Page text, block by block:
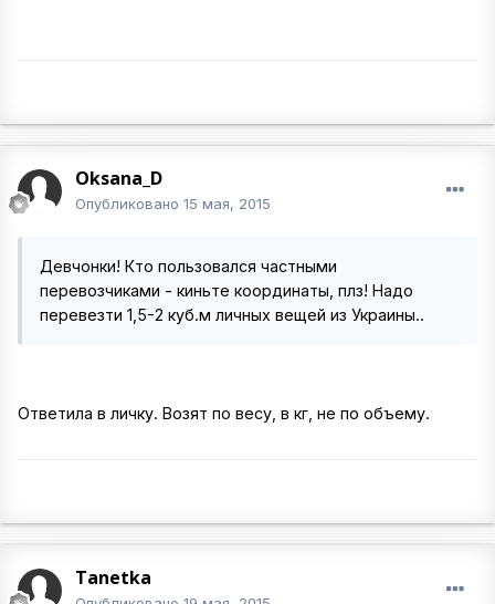
Oksana_D
Опубликовано 15 мая, 2015
Девчонки! Кто пользовался частными
перевозчиками - киньте координаты, плз! Надо
перевезти 1,5-2 куб.м личных вещей из Украины..
Ответила в личку. Возят по весу, в кг, не по объему.
Tanetka